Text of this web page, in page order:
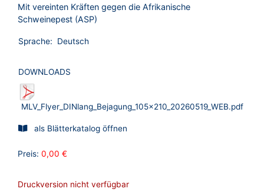
Mit vereinten Kräften gegen die Afrikanische
Schweinepest (ASP)
Sprache: Deutsch
DOWNLOADS
MLV_Flyer_DINlang_Bejagung_105x210_20260519_WEB.pdf
als Blätterkatalog öffnen
Preis: 0,00 €
Druckversion nicht verfügbar